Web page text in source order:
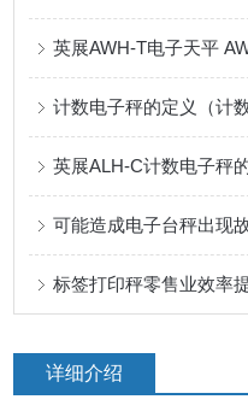
英展AWH-T电子天平
计数电子秤的定义（计数
英展ALH-C计数电子秤
可能造成电子台秤出现
标签打印秤零售业效率
详细介绍